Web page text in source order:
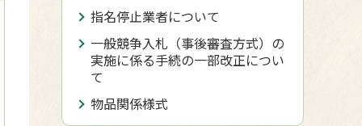
指名停止業者について
一般競争入札（事後審査方式）の
実施に係る手続の一部改正につい
て
物品関係様式